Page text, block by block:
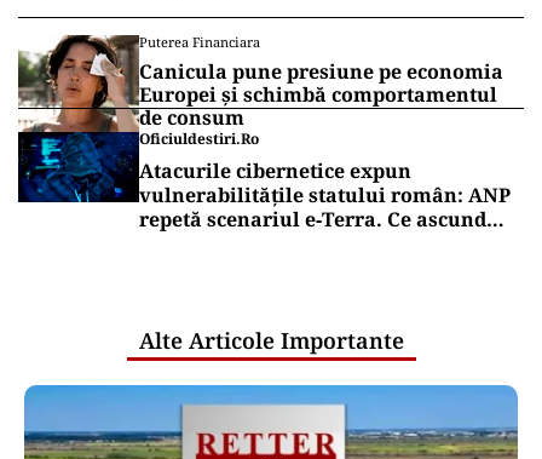
Puterea Financiara
Canicula pune presiune pe economia
Europei și schimbă comportamentul
de consum
Oficiuldestiri.ro
Atacurile cibernetice expun
vulnerabilitățile statului român: ANP
repetă scenariul e‑Terra. Ce ascund
Alte Articole Importante